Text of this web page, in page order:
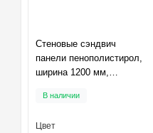
Стеновые сэндвич
панели пенополистирол,
ширина 1200 мм,
В наличии
Цвет